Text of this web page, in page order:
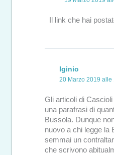
Il link che hai
Iginio
20 Marzo 2019 alle
Gli articoli di
una parafrasi di
Bussola. Dunque
nuovo a chi legge la
semmai un
che scrivono